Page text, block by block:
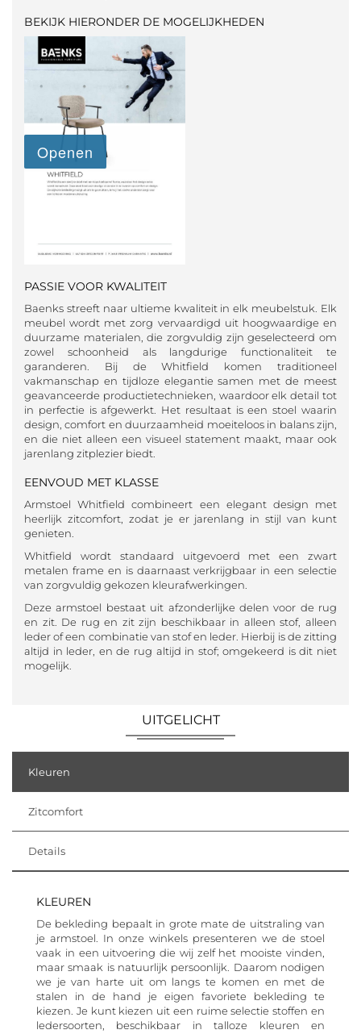
BEKIJK HIERONDER DE MOGELIJKHEDEN
PASSIE VOOR KWALITEIT
Baenks streeft naar ultieme kwaliteit in elk meubelstuk. Elk
meubel wordt met zorg vervaardigd uit hoogwaardige en
duurzame materialen, die zorgvuldig zijn geselecteerd om
zowel schoonheid als langdurige functionaliteit te
garanderen. Bij de Whitfield komen traditioneel
vakmanschap en tijdloze elegantie samen met de meest
geavanceerde productietechnieken, waardoor elk detail tot
in perfectie is afgewerkt. Het resultaat is een stoel waarin
design, comfort en duurzaamheid moeiteloos in balans zijn,
en die niet alleen een visueel statement maakt, maar ook
jarenlang zitplezier biedt.
EENVOUD MET KLASSE
Armstoel Whitfield combineert een elegant design met
heerlijk zitcomfort, zodat je er jarenlang in stijl van kunt
genieten.
Whitfield wordt standaard uitgevoerd met een zwart
metalen frame en is daarnaast verkrijgbaar in een selectie
van zorgvuldig gekozen kleurafwerkingen.
Deze armstoel bestaat uit afzonderlijke delen voor de rug
en zit. De rug en zit zijn beschikbaar in alleen stof, alleen
leder of een combinatie van stof en leder. Hierbij is de zitting
altijd in leder, en de rug altijd in stof; omgekeerd is dit niet
mogelijk.
UITGELICHT
Kleuren
Zitcomfort
Details
KLEUREN
De bekleding bepaalt in grote mate de uitstraling van
je armstoel. In onze winkels presenteren we de stoel
vaak in een uitvoering die wij zelf het mooiste vinden,
maar smaak is natuurlijk persoonlijk. Daarom nodigen
we je van harte uit om langs te komen en met de
stalen in de hand je eigen favoriete bekleding te
kiezen. Je kunt kiezen uit een ruime selectie stoffen en
ledersoorten, beschikbaar in talloze kleuren en